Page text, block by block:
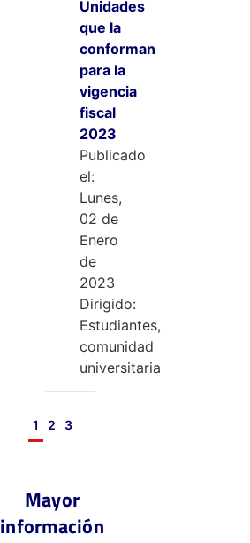
Unidades
que la
conforman
para la
vigencia
fiscal
2023
Publicado
el:
Lunes,
02 de
Enero
de
2023
Dirigido:
Estudiantes,
comunidad
universitaria
1 2 3
Mayor
información